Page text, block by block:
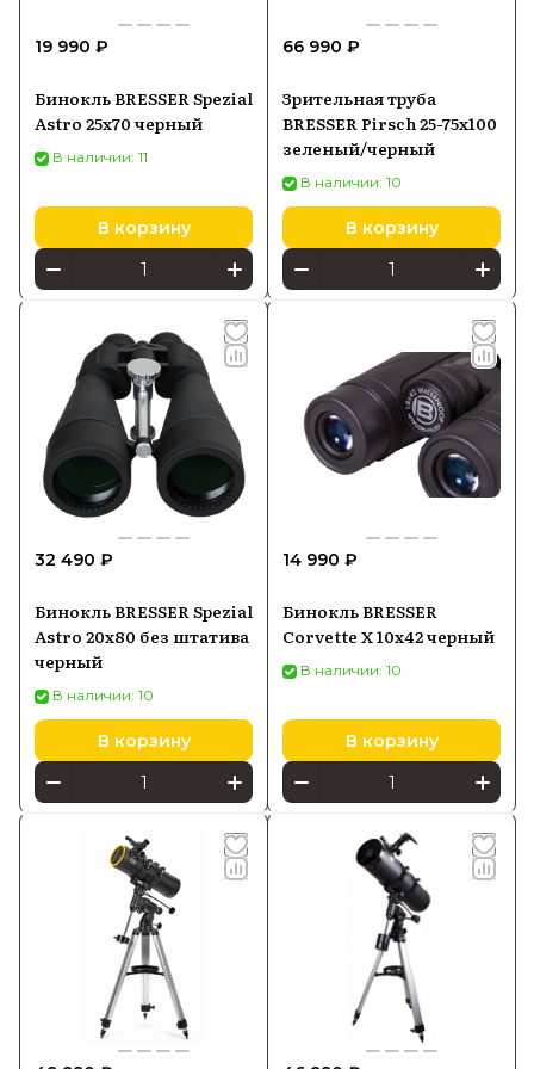
19 990 ₽
Бинокль BRESSER Spezial
Astro 25x70 черный
В наличии: 11
В корзину
66 990 ₽
Зрительная труба
BRESSER Pirsch 25-75x100
зеленый/черный
В наличии: 10
В корзину
32 490 ₽
Бинокль BRESSER Spezial
Astro 20x80 без штатива
черный
В наличии: 10
В корзину
14 990 ₽
Бинокль BRESSER
Corvette X 10x42 черный
В наличии: 10
В корзину